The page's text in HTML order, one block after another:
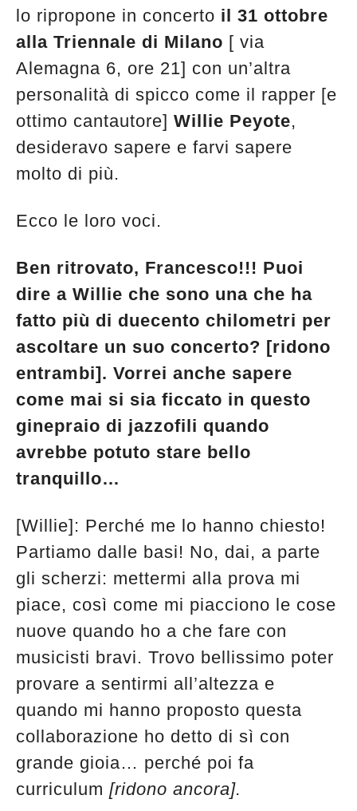
lo ripropone in concerto il 31 ottobre
alla Triennale di Milano [ via
Alemagna 6, ore 21] con un’altra
personalità di spicco come il rapper [e
ottimo cantautore] Willie Peyote,
desideravo sapere e farvi sapere
molto di più.
Ecco le loro voci.
Ben ritrovato, Francesco!!! Puoi
dire a Willie che sono una che ha
fatto più di duecento chilometri per
ascoltare un suo concerto? [ridono
entrambi]. Vorrei anche sapere
come mai si sia ficcato in questo
ginepraio di jazzofili quando
avrebbe potuto stare bello
tranquillo…
[Willie]: Perché me lo hanno chiesto!
Partiamo dalle basi! No, dai, a parte
gli scherzi: mettermi alla prova mi
piace, così come mi piacciono le cose
nuove quando ho a che fare con
musicisti bravi. Trovo bellissimo poter
provare a sentirmi all’altezza e
quando mi hanno proposto questa
collaborazione ho detto di sì con
grande gioia… perché poi fa
curriculum [ridono ancora].